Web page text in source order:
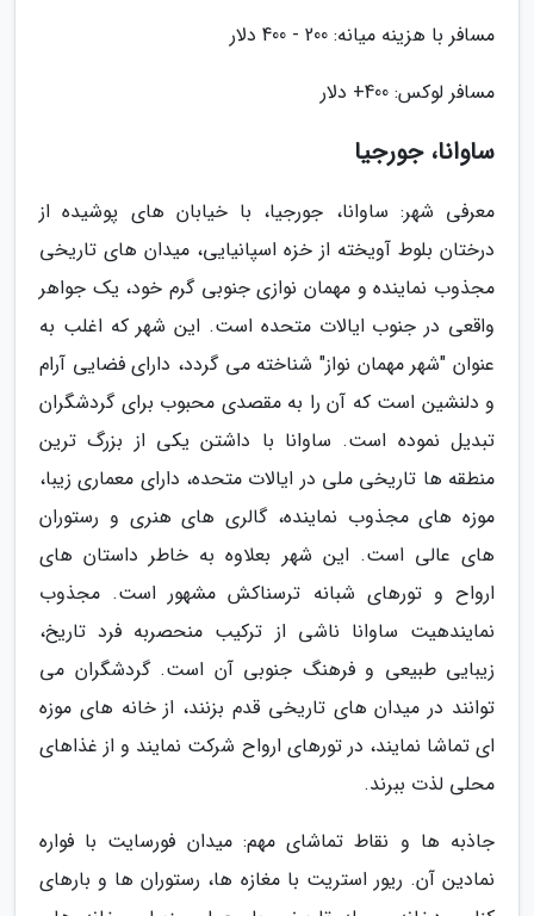
مسافر با هزینه میانه: 200 - 400 دلار
مسافر لوکس: 400+ دلار
ساوانا، جورجیا
معرفی شهر: ساوانا، جورجیا، با خیابان های پوشیده از
درختان بلوط آویخته از خزه اسپانیایی، میدان های تاریخی
مجذوب نماینده و مهمان نوازی جنوبی گرم خود، یک جواهر
واقعی در جنوب ایالات متحده است. این شهر که اغلب به
عنوان "شهر مهمان نواز" شناخته می گردد، دارای فضایی آرام
و دلنشین است که آن را به مقصدی محبوب برای گردشگران
تبدیل نموده است. ساوانا با داشتن یکی از بزرگ ترین
منطقه ها تاریخی ملی در ایالات متحده، دارای معماری زیبا،
موزه های مجذوب نماینده، گالری های هنری و رستوران
های عالی است. این شهر بعلاوه به خاطر داستان های
ارواح و تورهای شبانه ترسناکش مشهور است. مجذوب
نمایندهیت ساوانا ناشی از ترکیب منحصربه فرد تاریخ،
زیبایی طبیعی و فرهنگ جنوبی آن است. گردشگران می
توانند در میدان های تاریخی قدم بزنند، از خانه های موزه
ای تماشا نمایند، در تورهای ارواح شرکت نمایند و از غذاهای
محلی لذت ببرند.
جاذبه ها و نقاط تماشای مهم: میدان فورسایت با فواره
نمادین آن. ریور استریت با مغازه ها، رستوران ها و بارهای